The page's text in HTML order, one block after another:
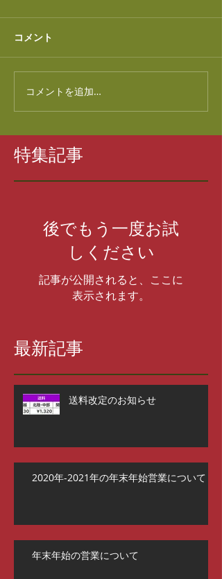
コメント
コメントを追加…
特集記事
後でもう一度お試
しください
記事が公開されると、ここに
表示されます。
最新記事
送料改定のお知らせ
2020年-2021年の年末年始営業について
年末年始の営業について